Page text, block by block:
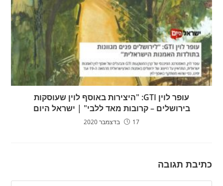
עופר לוין GTI: "היצירות באוסף לוין שעוסקות
בירושלים – קרובות מאד ללבי" | ישראל היום
17 בדצמבר 2020
כתיבת תגובה